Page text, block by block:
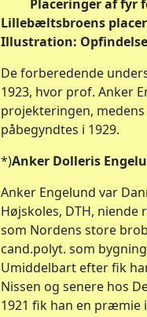
Placeringer af fyr
Lillebæltsbroens
Illustration:
De forberedende
1923, hvor prof. Anker
projekteringen,
påbegyndtes i 1929.
*)Anker Dolleris
Anker Engelund var
Højskoles, DTH, niende
som Nordens store
cand.polyt. som
Umiddelbart efter fik
Nissen og senere hos
1921 fik han en præmie